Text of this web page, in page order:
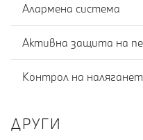
Алармена система
Активна защита на
Контрол на
ДРУГИ